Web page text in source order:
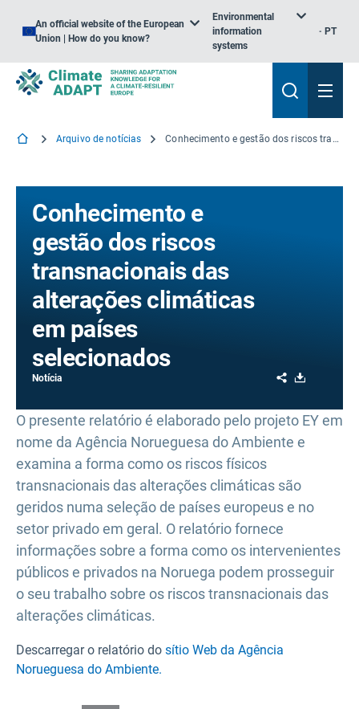
An official website of the European
Union | How do you know?
Environmental
information
systems
PT
Arquivo de notícias Conhecimento e gestão dos riscos transnacionais das alterações climáticas em países selecionados
Conhecimento e
gestão dos riscos
transnacionais das
alterações climáticas
em países
selecionados
Notícia Share
O presente relatório é elaborado pelo projeto EY em
nome da Agência Norueguesa do Ambiente e
examina a forma como os riscos físicos
transnacionais das alterações climáticas são
geridos numa seleção de países europeus e no
setor privado em geral. O relatório fornece
informações sobre a forma como os intervenientes
públicos e privados na Noruega podem prosseguir
o seu trabalho sobre os riscos transnacionais das
alterações climáticas.
Descarregar o relatório do sítio Web da Agência
Norueguesa do Ambiente.